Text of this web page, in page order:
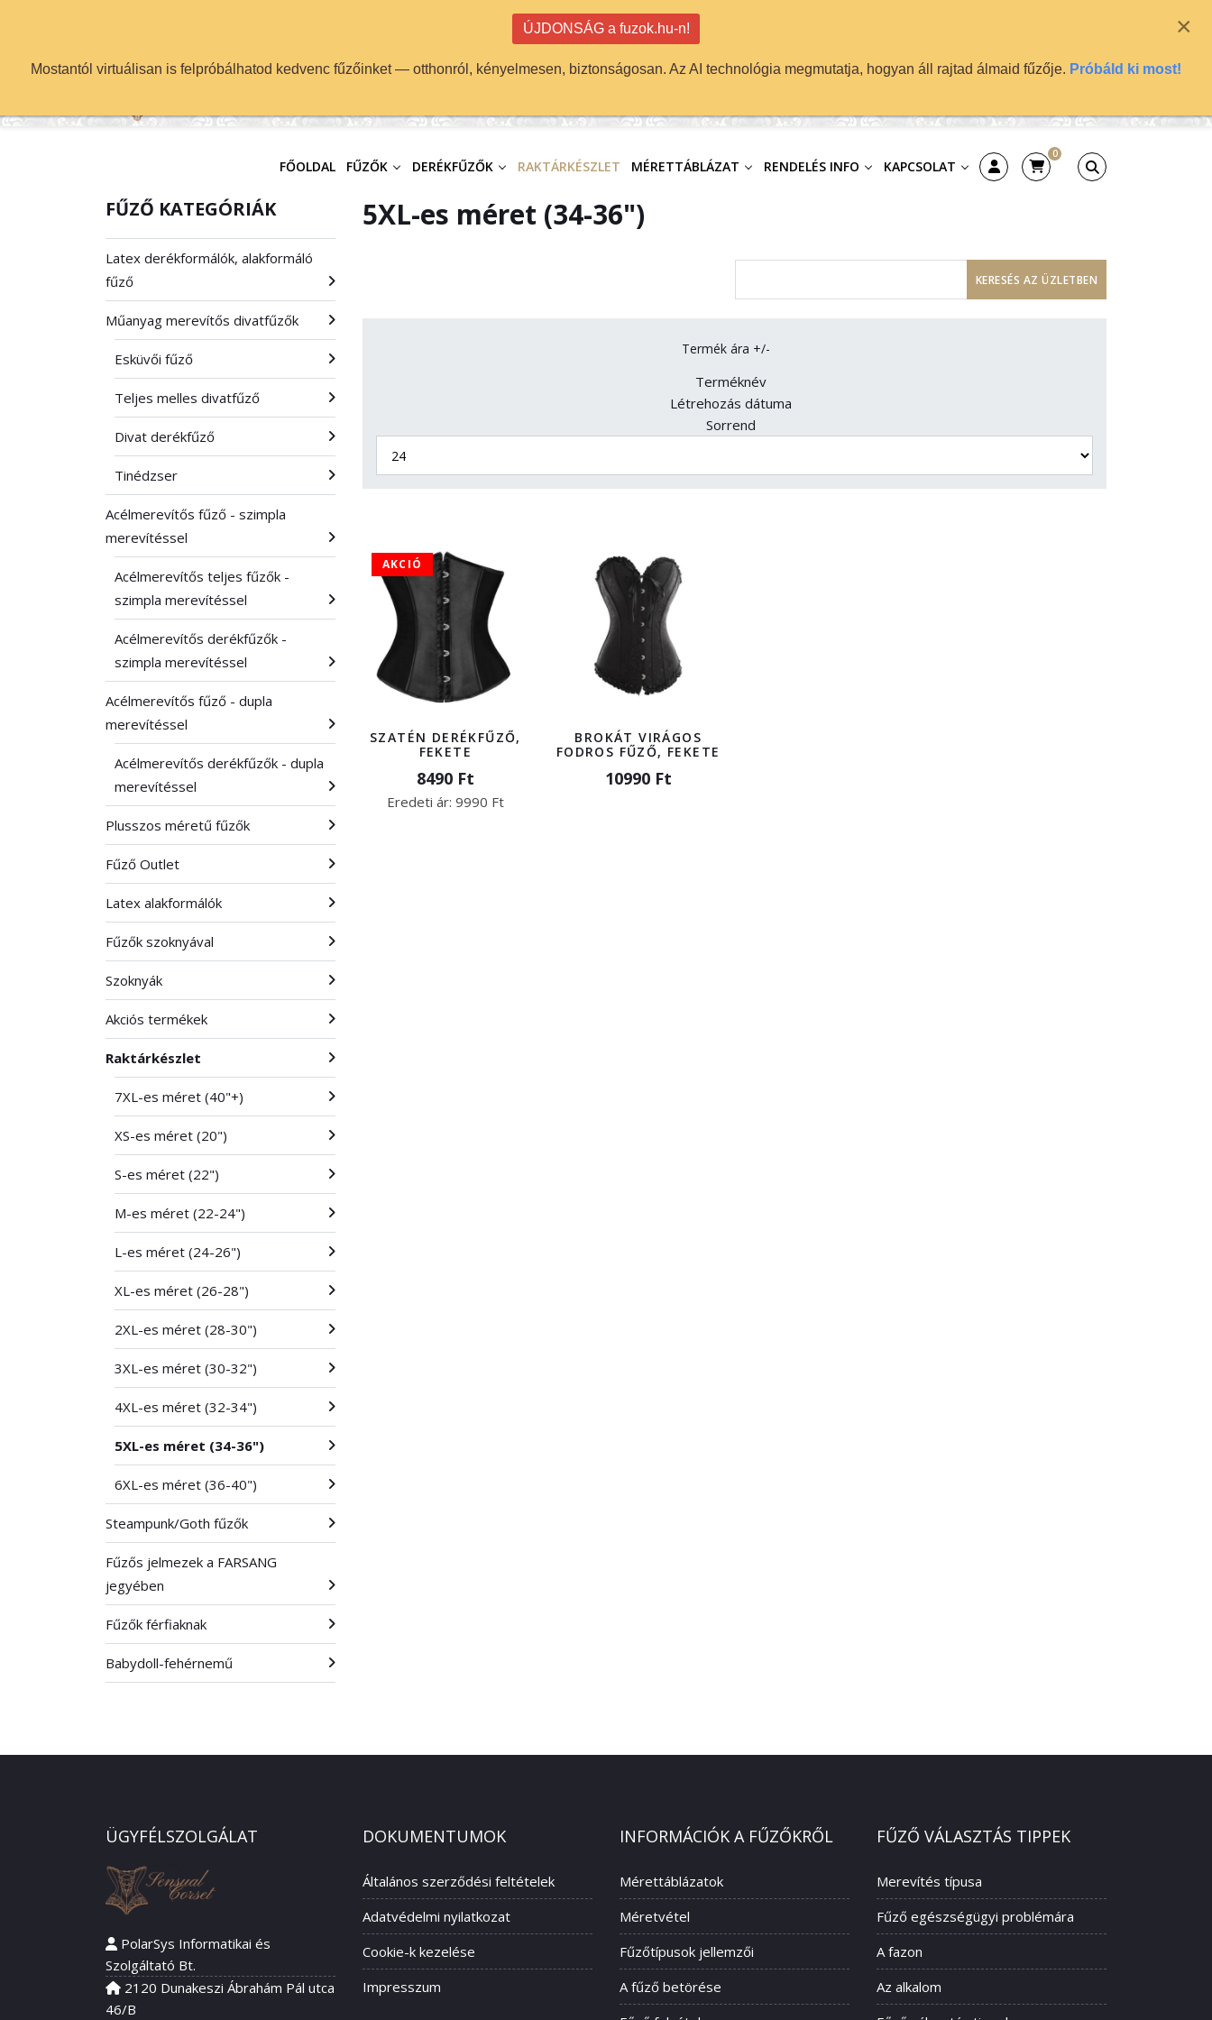
FŐOLDAL FŰZŐK DERÉKFŰZŐK RAKTÁRKÉSZLET MÉRETTÁBLÁZAT RENDELÉS INFO KAPCSOLAT
0
FŰZŐ KATEGÓRIÁK
Latex derékformálók, alakformáló
fűző
Műanyag merevítős divatfűzők
Esküvői fűző
Teljes melles divatfűző
Divat derékfűző
Tinédzser
Acélmerevítős fűző - szimpla
merevítéssel
Acélmerevítős teljes fűzők -
szimpla merevítéssel
Acélmerevítős derékfűzők -
szimpla merevítéssel
Acélmerevítős fűző - dupla
merevítéssel
Acélmerevítős derékfűzők - dupla
merevítéssel
Plusszos méretű fűzők
Fűző Outlet
Latex alakformálók
Fűzők szoknyával
Szoknyák
Akciós termékek
Raktárkészlet
7XL-es méret (40"+)
XS-es méret (20")
S-es méret (22")
M-es méret (22-24")
L-es méret (24-26")
XL-es méret (26-28")
2XL-es méret (28-30")
3XL-es méret (30-32")
4XL-es méret (32-34")
5XL-es méret (34-36")
6XL-es méret (36-40")
Steampunk/Goth fűzők
Fűzős jelmezek a FARSANG
jegyében
Fűzők férfiaknak
Babydoll-fehérnemű
5XL-es méret (34-36")
Termék ára +/-
Terméknév
Létrehozás dátuma
Sorrend
AKCIÓ
SZATÉN DERÉKFŰZŐ,
FEKETE
8490 Ft
Eredeti ár: 9990 Ft
BROKÁT VIRÁGOS
FODROS FŰZŐ, FEKETE
10990 Ft
ÜGYFÉLSZOLGÁLAT
PolarSys Informatikai és
Szolgáltató Bt.
2120 Dunakeszi Ábrahám Pál utca
46/B
DOKUMENTUMOK
Általános szerződési feltételek
Adatvédelmi nyilatkozat
Cookie-k kezelése
Impresszum
INFORMÁCIÓK A FŰZŐKRŐL
Mérettáblázatok
Méretvétel
Fűzőtípusok jellemzői
A fűző betörése
FŰZŐ VÁLASZTÁS TIPPEK
Merevítés típusa
Fűző egészségügyi problémára
A fazon
Az alkalom
×
ÚJDONSÁG a fuzok.hu-n!
Mostantól virtuálisan is felpróbálhatod kedvenc fűzőinket — otthonról, kényelmesen, biztonságosan. Az AI technológia megmutatja, hogyan áll rajtad álmaid fűzője. Próbáld ki most!